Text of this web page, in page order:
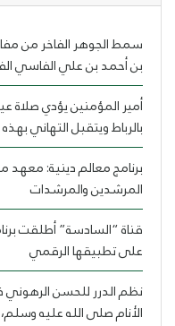
سمط الجوهر الفاخر من
بن أحمد بن علي الفاسي
أمير المؤمنين يؤدي
بالرباط ويتقبل التهاني
برنامج معالم دينية: معهد
المرشدين والمرشدات
قناة “السادسة” أطلقت
على تطبيقها الرقمي
نظم الدرر للحسن الرهوني
الأنام صلى الله عليه